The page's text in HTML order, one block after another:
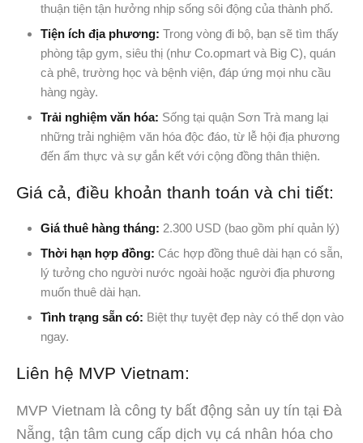
thuận tiện tận hưởng nhịp sống sôi động của thành phố.
Tiện ích địa phương: Trong vòng đi bộ, bạn sẽ tìm thấy
phòng tập gym, siêu thị (như Co.opmart và Big C), quán
cà phê, trường học và bệnh viện, đáp ứng mọi nhu cầu
hàng ngày.
Trải nghiệm văn hóa: Sống tại quận Sơn Trà mang lại
những trải nghiệm văn hóa độc đáo, từ lễ hội địa phương
đến ẩm thực và sự gắn kết với cộng đồng thân thiện.
Giá cả, điều khoản thanh toán và chi tiết:
Giá thuê hàng tháng: 2.300 USD (bao gồm phí quản lý)
Thời hạn hợp đồng: Các hợp đồng thuê dài hạn có sẵn,
lý tưởng cho người nước ngoài hoặc người địa phương
muốn thuê dài hạn.
Tình trạng sẵn có: Biệt thự tuyệt đẹp này có thể dọn vào
ngay.
Liên hệ MVP Vietnam:
MVP Vietnam là công ty bất động sản uy tín tại Đà
Nẵng, tận tâm cung cấp dịch vụ cá nhân hóa cho